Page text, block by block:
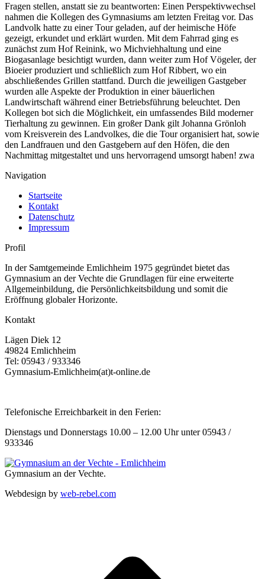
Fragen stellen, anstatt sie zu beantworten: Einen Perspektivwechsel
nahmen die Kollegen des Gymnasiums am letzten Freitag vor. Das
Landvolk hatte zu einer Tour geladen, auf der heimische Höfe
gezeigt, erkundet und erklärt wurden. Mit dem Fahrrad ging es
zunächst zum Hof Reinink, wo Michviehhaltung und eine
Biogasanlage besichtigt wurden, dann weiter zum Hof Vögeler, der
Bioeier produziert und schließlich zum Hof Ribbert, wo ein
abschließendes Grillen stattfand. Durch die jeweiligen Gastgeber
wurden alle Aspekte der Produktion in einer bäuerlichen
Landwirtschaft während einer Betriebsführung beleuchtet. Den
Kollegen bot sich die Möglichkeit, ein umfassendes Bild moderner
Tierhaltung zu gewinnen. Ein großer Dank gilt Johanna Grönloh
vom Kreisverein des Landvolkes, die die Tour organisiert hat, sowie
den Landfrauen und den Gastgebern auf den Höfen, die den
Nachmittag mitgestaltet und uns hervorragend umsorgt haben! zwa
Navigation
Startseite
Kontakt
Datenschutz
Impressum
Profil
In der Samtgemeinde Emlichheim 1975 gegründet bietet das
Gymnasium an der Vechte die Grundlagen für eine erweiterte
Allgemeinbildung, die Persönlichkeitsbildung und somit die
Eröffnung globaler Horizonte.
Kontakt
Lägen Diek 12
49824 Emlichheim
Tel: 05943 / 933346
Gymnasium-Emlichheim(at)t-online.de
Telefonische Erreichbarkeit in den Ferien:
Dienstags und Donnerstags 10.00 – 12.00 Uhr unter 05943 /
933346
Gymnasium an der Vechte.
Webdesign by web-rebel.com